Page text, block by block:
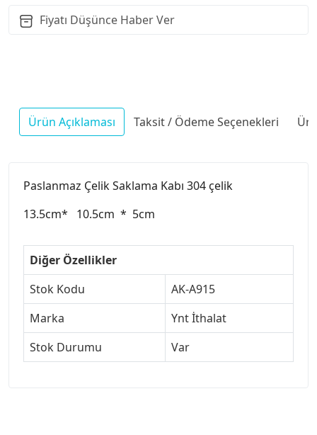
Fiyatı Düşünce Haber Ver
Ürün Açıklaması Taksit / Ödeme Seçenekleri
Paslanmaz Çelik Saklama Kabı 304 çelik
13.5cm* 10.5cm * 5cm
Diğer Özellikler
Stok Kodu
AK-A915
Marka
Ynt İthalat
Stok Durumu
Var